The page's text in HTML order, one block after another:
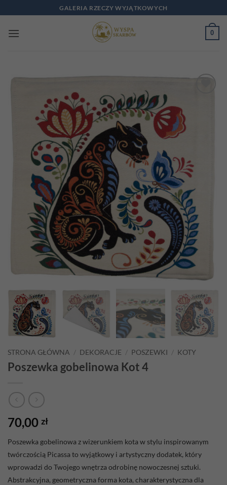
do
zawartości
GALERIA RZECZY WYJĄTKOWYCH
0
STRONA GŁÓWNA / DEKORACJE / POSZEWKI / KOTY
Poszewka gobelinowa Kot 4
70,00 zł
Poszewka gobelinowa z wizerunkiem kota w stylu inspirowanym
twórczością Picassa to wyjątkowy i artystyczny dodatek, który
wprowadzi do Twojego wnętrza odrobinę nowoczesnej sztuki.
Abstrakcyjna, geometryczna forma kota, charakterystyczna dla